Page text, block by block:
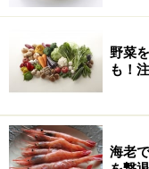
桑の実を乾燥させ
れ、生薬としても
アンチエイジング
臓器は、人の成長
す。ここが弱ると
がり、記憶力が低
野菜
も！
海老